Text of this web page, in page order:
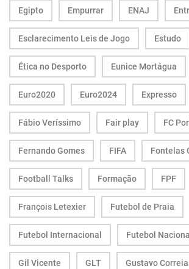
Egipto Empurrar ENAJ
Esclarecimento Leis de Jogo Estudo
Ética no Desporto Eunice Mortágua
Euro2020 Euro2024 Expresso
Fábio Veríssimo Fair play FC
Fernando Gomes FIFA Fontelas
Football Talks Formação FPF
François Letexier Futebol de Praia
Futebol Internacional Futebol Nacional
Gil Vicente GLT Gustavo Correia